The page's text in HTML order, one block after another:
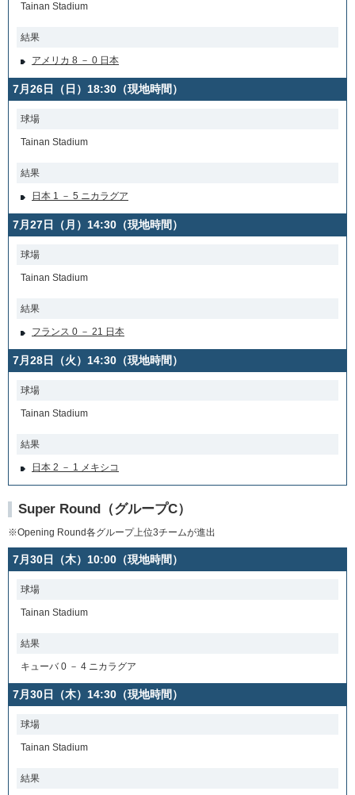
Tainan Stadium
結果
アメリカ 8 － 0 日本
7月26日（日）18:30（現地時間）
球場
Tainan Stadium
結果
日本 1 － 5 ニカラグア
7月27日（月）14:30（現地時間）
球場
Tainan Stadium
結果
フランス 0 － 21 日本
7月28日（火）14:30（現地時間）
球場
Tainan Stadium
結果
日本 2 － 1 メキシコ
Super Round（グループC）
※Opening Round各グループ上位3チームが進出
7月30日（木）10:00（現地時間）
球場
Tainan Stadium
結果
キューバ 0 － 4 ニカラグア
7月30日（木）14:30（現地時間）
球場
Tainan Stadium
結果